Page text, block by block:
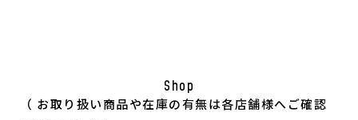
Shop
（ お取り扱い商品や在庫の有無は各店舗様へご確認